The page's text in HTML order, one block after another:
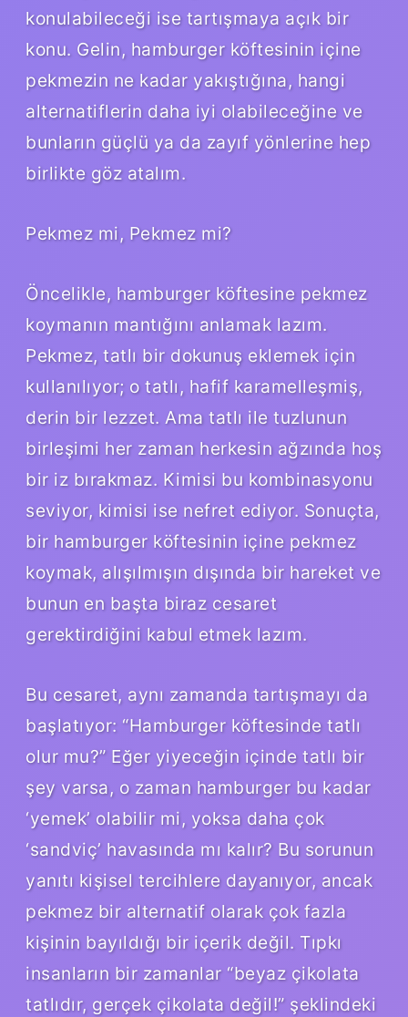
konulabileceği ise tartışmaya açık bir
konu. Gelin, hamburger köftesinin içine
pekmezin ne kadar yakıştığına, hangi
alternatiflerin daha iyi olabileceğine ve
bunların güçlü ya da zayıf yönlerine hep
birlikte göz atalım.
Pekmez mi, Pekmez mi?
Öncelikle, hamburger köftesine pekmez
koymanın mantığını anlamak lazım.
Pekmez, tatlı bir dokunuş eklemek için
kullanılıyor; o tatlı, hafif karamelleşmiş,
derin bir lezzet. Ama tatlı ile tuzlunun
birleşimi her zaman herkesin ağzında hoş
bir iz bırakmaz. Kimisi bu kombinasyonu
seviyor, kimisi ise nefret ediyor. Sonuçta,
bir hamburger köftesinin içine pekmez
koymak, alışılmışın dışında bir hareket ve
bunun en başta biraz cesaret
gerektirdiğini kabul etmek lazım.
Bu cesaret, aynı zamanda tartışmayı da
başlatıyor: “Hamburger köftesinde tatlı
olur mu?” Eğer yiyeceğin içinde tatlı bir
şey varsa, o zaman hamburger bu kadar
‘yemek’ olabilir mi, yoksa daha çok
‘sandviç’ havasında mı kalır? Bu sorunun
yanıtı kişisel tercihlere dayanıyor, ancak
pekmez bir alternatif olarak çok fazla
kişinin bayıldığı bir içerik değil. Tıpkı
insanların bir zamanlar “beyaz çikolata
tatlıdır, gerçek çikolata değil!” şeklindeki